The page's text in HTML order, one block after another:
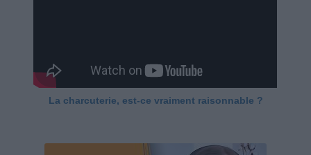
La charcuterie, est-ce vraiment raisonnable ?